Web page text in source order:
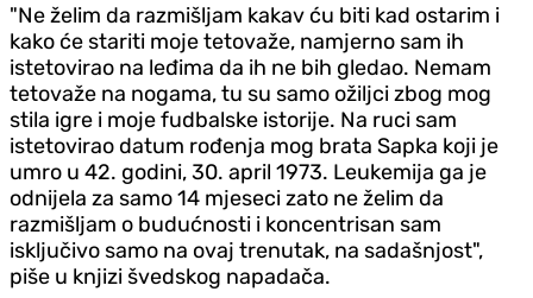
"Ne želim da razmišljam kakav ću biti kad ostarim i
kako će stariti moje tetovaže, namjerno sam ih
istetovirao na leđima da ih ne bih gledao. Nemam
tetovaže na nogama, tu su samo ožiljci zbog mog
stila igre i moje fudbalske istorije. Na ruci sam
istetovirao datum rođenja mog brata Sapka koji je
umro u 42. godini, 30. april 1973. Leukemija ga je
odnijela za samo 14 mjeseci zato ne želim da
razmišljam o budućnosti i koncentrisan sam
isključivo samo na ovaj trenutak, na sadašnjost",
piše u knjizi švedskog napadača.